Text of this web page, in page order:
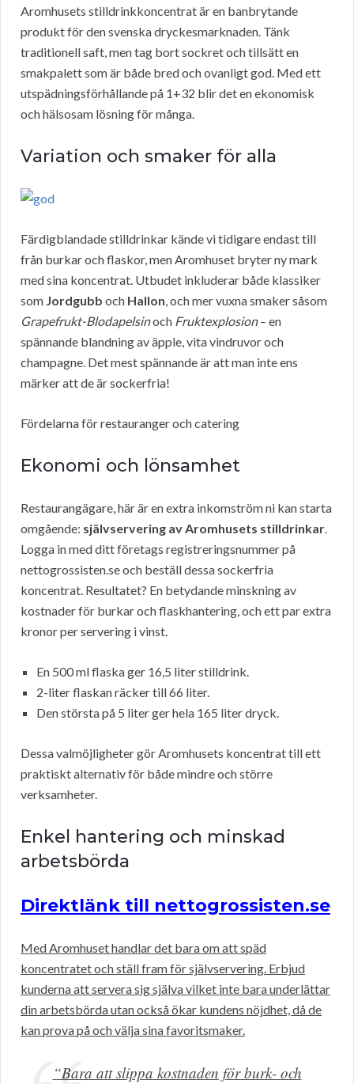
Aromhusets stilldrinkkoncentrat är en banbrytande
produkt för den svenska dryckesmarknaden. Tänk
traditionell saft, men tag bort sockret och tillsätt en
smakpalett som är både bred och ovanligt god. Med ett
utspädningsförhållande på 1+32 blir det en ekonomisk
och hälsosam lösning för många.
Variation och smaker för alla
Färdigblandade stilldrinkar kände vi tidigare endast till
från burkar och flaskor, men Aromhuset bryter ny mark
med sina koncentrat. Utbudet inkluderar både klassiker
som Jordgubb och Hallon, och mer vuxna smaker såsom
Grapefrukt-Blodapelsinoch Fruktexplosion– en
spännande blandning av äpple, vita vindruvor och
champagne. Det mest spännande är att man inte ens
märker att de är sockerfria!
Fördelarna för restauranger och catering
Ekonomi och lönsamhet
Restaurangägare, här är en extra inkomström ni kan starta
omgående: självservering av Aromhusets stilldrinkar.
Logga in med ditt företags registreringsnummer på
nettogrossisten.se och beställ dessa sockerfria
koncentrat. Resultatet? En betydande minskning av
kostnader för burkar och flaskhantering, och ett par extra
kronor per servering i vinst.
En 500 ml flaska ger 16,5 liter stilldrink.
2-liter flaskan räcker till 66 liter.
Den största på 5 liter ger hela 165 liter dryck.
Dessa valmöjligheter gör Aromhusets koncentrat till ett
praktiskt alternativ för både mindre och större
verksamheter.
Enkel hantering och minskad
arbetsbörda
Direktlänk till nettogrossisten.se
Med Aromhuset handlar det bara om att späd
koncentratet och ställ fram för självservering. Erbjud
kunderna att servera sig själva vilket inte bara underlättar
din arbetsbörda utan också ökar kundens nöjdhet, då de
kan prova på och välja sina favoritsmaker.
“Bara att slippa kostnaden för burk- och